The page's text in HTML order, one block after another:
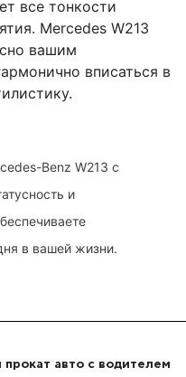
все тонкости
Mercedes W213
вашим
вписаться в
Benz W213 с
и
в вашей жизни.
авто с водителем